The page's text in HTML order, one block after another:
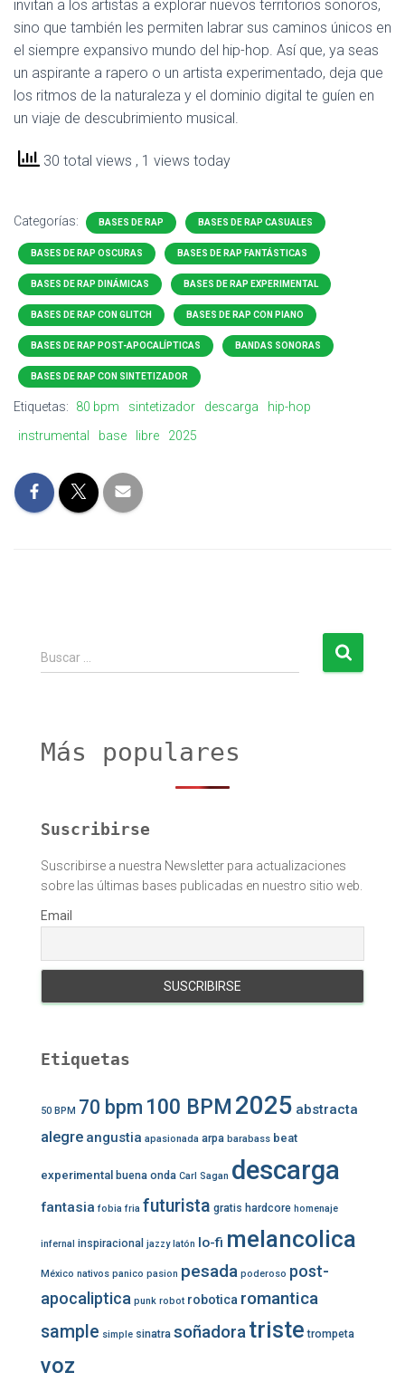
invitan a los artistas a explorar nuevos territorios sonoros,
sino que también les permiten labrar sus caminos únicos en
el siempre expansivo mundo del hip-hop. Así que, ya seas
un aspirante a rapero o un artista experimentado, deja que
los ritmos de la naturaleza y el dominio digital te guíen en
un viaje de descubrimiento musical.
30 total views , 1 views today
Categorías: BASES DE RAP BASES DE RAP CASUALES
BASES DE RAP OSCURAS BASES DE RAP FANTÁSTICAS
BASES DE RAP DINÁMICAS BASES DE RAP EXPERIMENTAL
BASES DE RAP CON GLITCH BASES DE RAP CON PIANO
BASES DE RAP POST-APOCALÍPTICAS BANDAS SONORAS
BASES DE RAP CON SINTETIZADOR
Etiquetas: 80 bpm sintetizador descarga
hip-hop
instrumental
base libre 2025
u
Buscar …
Más populares
Suscribirse
Suscribirse a nuestra Newsletter para actualizaciones
sobre las últimas bases publicadas en nuestro sitio web.
Email
Etiquetas
50 BPM 70 bpm 100 BPM 2025 abstracta
alegre angustia apasionada arpa barabass beat
experimental buena onda Carl Sagan descarga
fantasia fobia fria futurista gratis hardcore homenaje
infernal inspiracional jazzy latón lo-fi melancolica
México nativos panico pasion pesada poderoso post-
apocaliptica punk robot robotica romantica
sample simple sinatra soñadoratriste trompeta
voz